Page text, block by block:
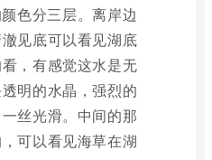
色分三层。离岸边
见底可以看见湖底
，有感觉这水是无
明的水晶，强烈的
丝光滑。中间的那
可以看见海草在湖